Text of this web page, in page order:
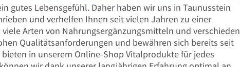
gutes Lebensgefühl. Daher haben wir uns in Taunusstein
und verhelfen Ihnen seit vielen Jahren zu einer
Arten von Nahrungsergänzungsmitteln und verschieden
Qualitätsanforderungen und bewähren sich bereits seit
in unserem Online-Shop Vitalprodukte für jedes